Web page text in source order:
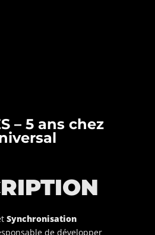
– 5 ans chez
Synchronisation
de développer